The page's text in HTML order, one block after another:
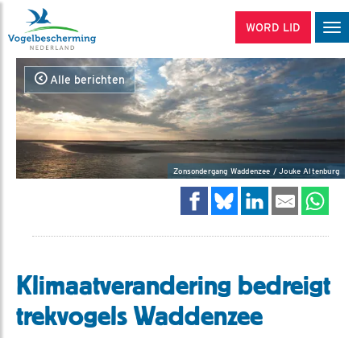
WORD LID
Alle berichten
Zonsondergang Waddenzee / Jouke Altenburg
Klimaatverandering bedreigt
trekvogels Waddenzee